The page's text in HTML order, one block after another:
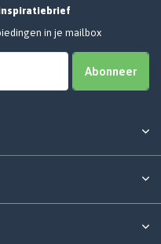
in je mailbox
Abonneer